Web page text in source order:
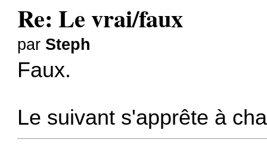
Re: Le vrai/faux
par Steph
Faux.
Le suivant s'apprête à